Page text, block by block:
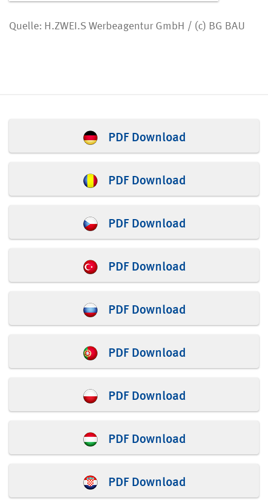
Quelle: H.ZWEI.S Werbeagentur GmbH / (c) BG BAU
PDF Download
PDF Download
PDF Download
PDF Download
PDF Download
PDF Download
PDF Download
PDF Download
PDF Download